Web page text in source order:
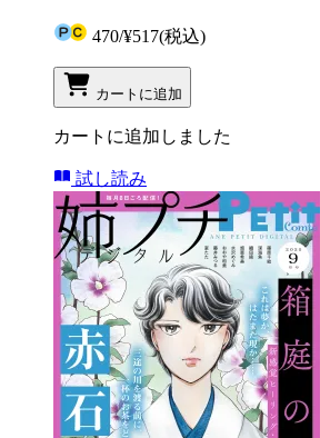
470/¥517(税込)
カートに追加
カートに追加しました
試し読み